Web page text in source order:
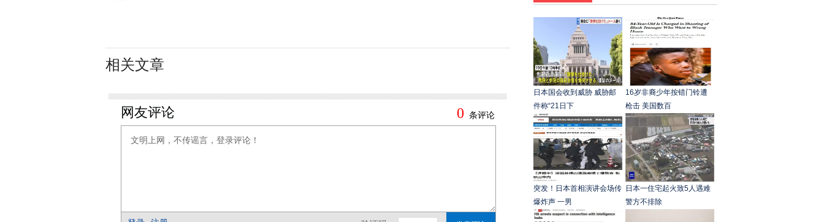
相关文章
日本国会收到威胁 威胁邮
件称“21日下
16岁非裔少年按错门铃遭
枪击 美国数百
突发！日本首相演讲会场传
爆炸声 一男
日本一住宅起火致5人遇难
警方不排除